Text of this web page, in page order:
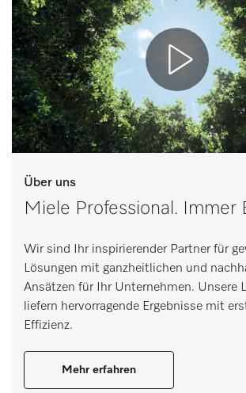
Über uns
Miele Professional. Immer
Wir sind Ihr inspirierender Partner für
Lösungen mit ganzheitlichen und
Ansätzen für Ihr Unternehmen. Unsere
liefern hervorragende Ergebnisse mit
Effizienz.
Mehr erfahren